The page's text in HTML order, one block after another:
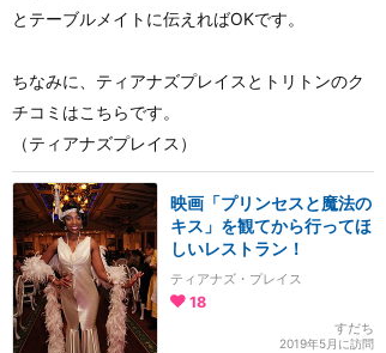
とテーブルメイトに伝えればOKです。
ちなみに、ティアナズプレイスとトリトンのク
チコミはこちらです。
（ティアナズプレイス）
映画「プリンセスと魔法の
キス」を観てから行ってほ
しいレストラン！
ティアナズ・プレイス
18
すだち
2019年5月に訪問